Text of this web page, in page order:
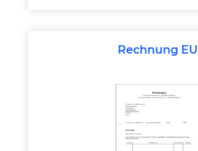
Rechnung EU